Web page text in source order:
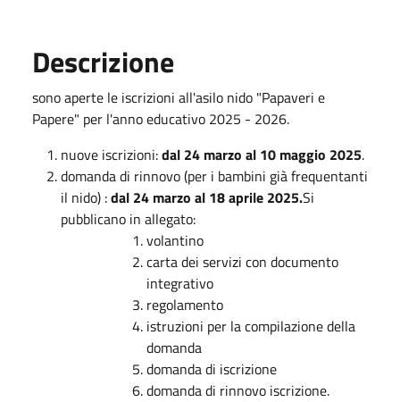
Descrizione
sono aperte le iscrizioni all'asilo nido "Papaveri e
Papere" per l'anno educativo 2025 - 2026.
nuove iscrizioni:dal 24 marzo al 10 maggio 2025.
domanda di rinnovo (per i bambini già frequentanti
il nido) :dal 24 marzo al 18 aprile 2025.Si
pubblicano in allegato:
volantino
carta dei servizi con documento
integrativo
regolamento
istruzioni per la compilazione della
domanda
domanda di iscrizione
domanda di rinnovo iscrizione.